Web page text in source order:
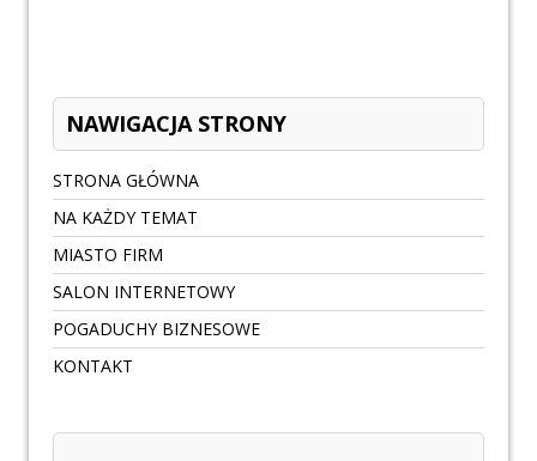
NAWIGACJA STRONY
STRONA GŁÓWNA
NA KAŻDY TEMAT
MIASTO FIRM
SALON INTERNETOWY
POGADUCHY BIZNESOWE
KONTAKT